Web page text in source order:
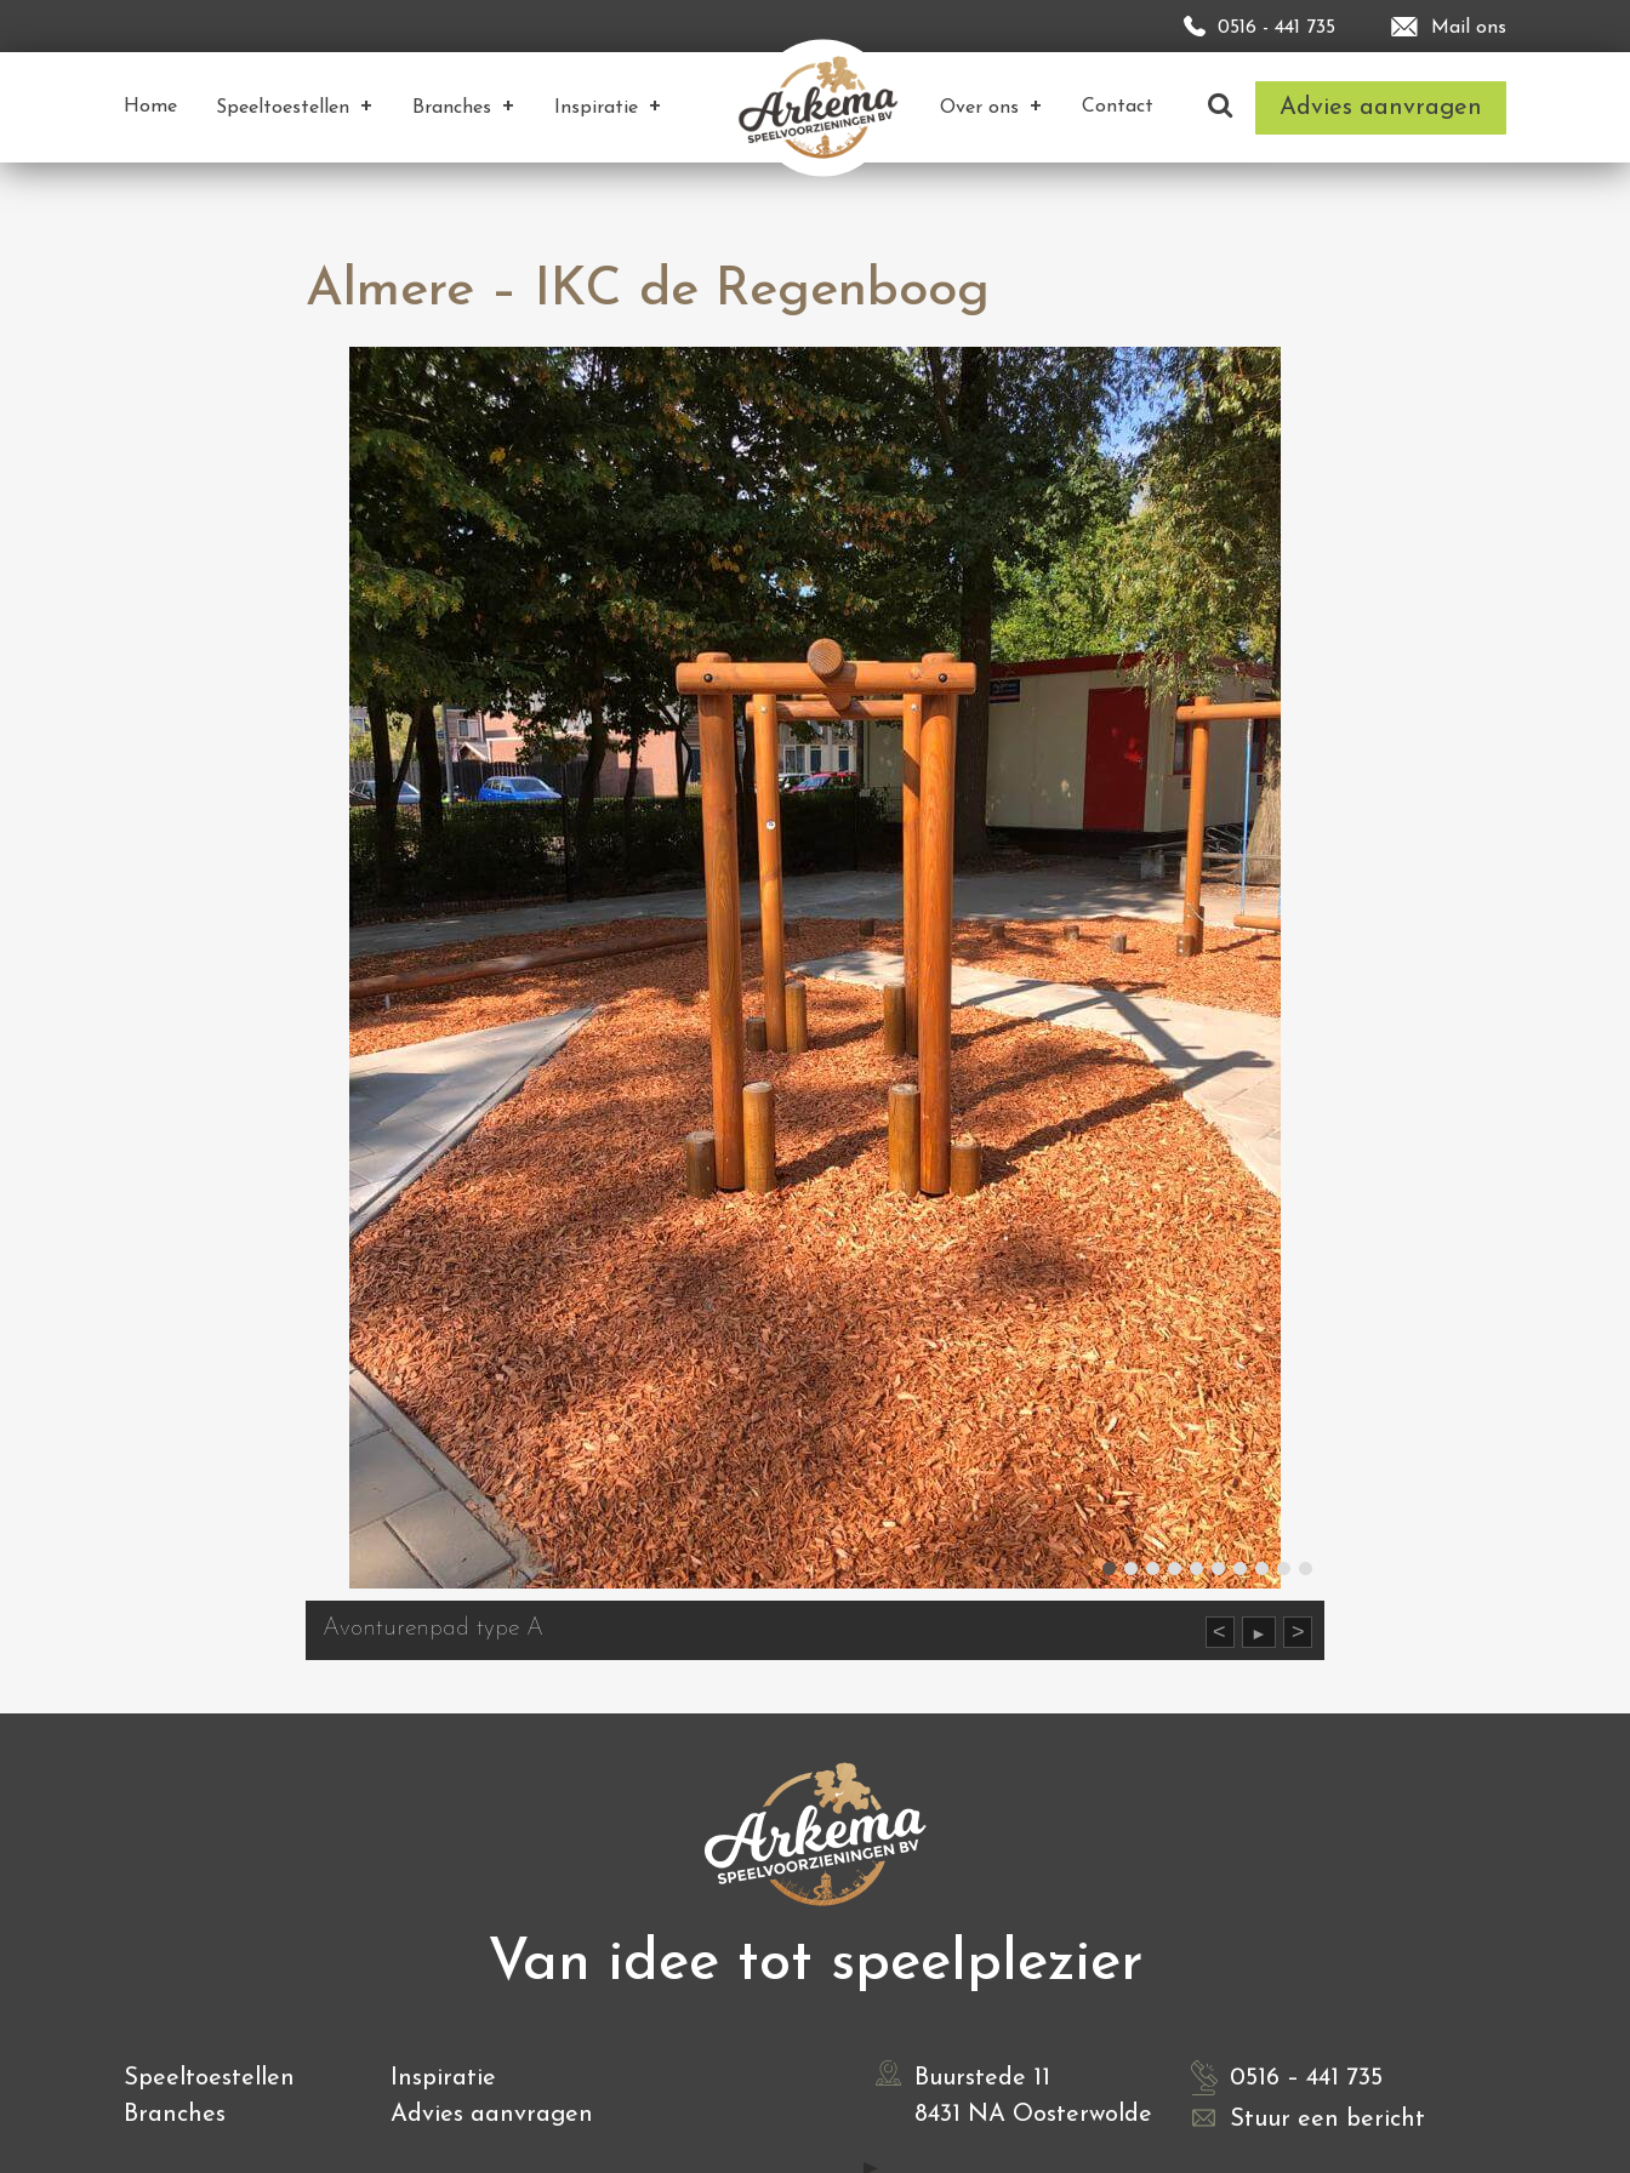
0516 - 441 735 Mail ons
Home Speeltoestellen Branches Inspiratie Over ons Contact Advies aanvragen
Almere – IKC de Regenboog
< ► >
Avonturenpad type A
Van idee tot speelplezier
Speeltoestellen
Inspiratie
Branches
Advies aanvragen
0516 – 441 735
Stuur een bericht
Buurstede 11
8431 NA Oosterwolde